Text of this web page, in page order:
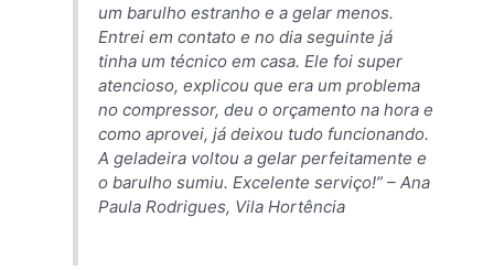
um barulho estranho e a gelar menos.
Entrei em contato e no dia seguinte já
tinha um técnico em casa. Ele foi super
atencioso, explicou que era um problema
no compressor, deu o orçamento na hora e
como aprovei, já deixou tudo funcionando.
A geladeira voltou a gelar perfeitamente e
o barulho sumiu. Excelente serviço!” –Ana
Paula Rodrigues, Vila Hortência